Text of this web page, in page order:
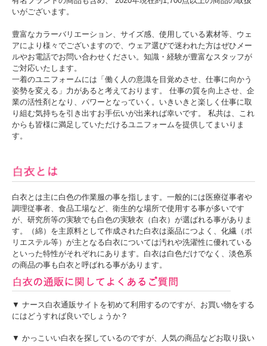
いがございます。
豊富なカラーバリエーション、サイズ感、使用している素材等、ウェ
アにより様々でございますので、ウェア選びで迷われた方はぜひメー
ルやお電話でお問い合わせください。知識・経験が豊富なスタッフが
ご対応いたします。
一着のユニフォームには「働く人の意識を目覚めさせ、仕事に向かう
姿勢を変える」力があると考えております。 仕事の質を向上させ、企
業の活性剤となり、パワーとなっていく。いきいきと楽しく仕事に取
り組む気持ちを引き出すお手伝いが出来れば幸いです。 私共は、これ
からも皆様に満足していただけるユニフォームを提供してまいりま
す。
白衣とは主に白色の作業服の事を指します。一般的には医療従事者や
調理従事者、食品工場など、衛生的な場所で使用する事が多いです
が、研究所等の実験でも白色の実験衣（白衣）が選ばれる事がありま
す。（綿）を主原料として作成された白衣は薬品につよく、化繊（ポ
リエステル等）が主となる白衣については汚れや洗濯性に優れている
といった特性がそれぞれにあります。白衣は白色だけでなく、淡色系
の商品の事も白衣と呼ばれる事があります。
▼ ナース白衣通販サイトを初めて利用するのですが、お買い物をする
にはどうすれば良いでしょうか？
▼ かっこいい白衣を探しているのですが、人気の商品などお取り扱い